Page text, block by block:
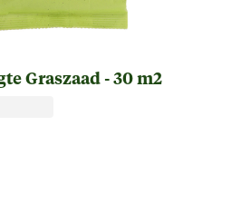
Graszaad - 30 m2